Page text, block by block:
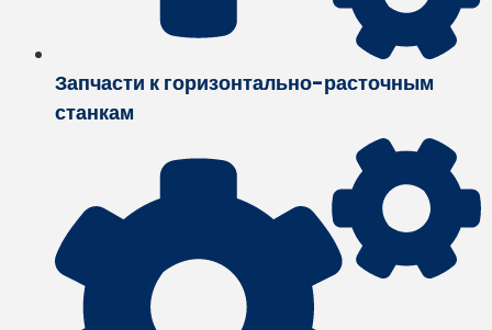
Запчасти к горизонтально-расточным
станкам